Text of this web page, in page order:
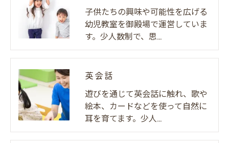
子供たちの興味や可能性を広げる
幼児教室を御殿場で運営していま
す。少人数制で、思…
英会話
遊びを通じて英会話に触れ、歌や
絵本、カードなどを使って自然に
耳を育てます。少人…